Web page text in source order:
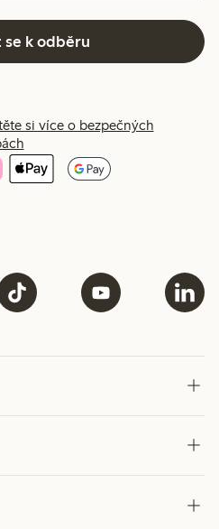
se k odběru
si více o bezpečných